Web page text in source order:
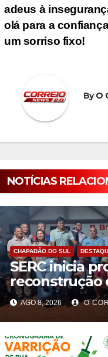
adeus à
olá para a
um sorriso fixo!
ByO
NOTÍCIAS
CHAPADÃO DO SUL
SERC inicia
reconstrução
futebol
do Sul
AGO 8, 2026 O